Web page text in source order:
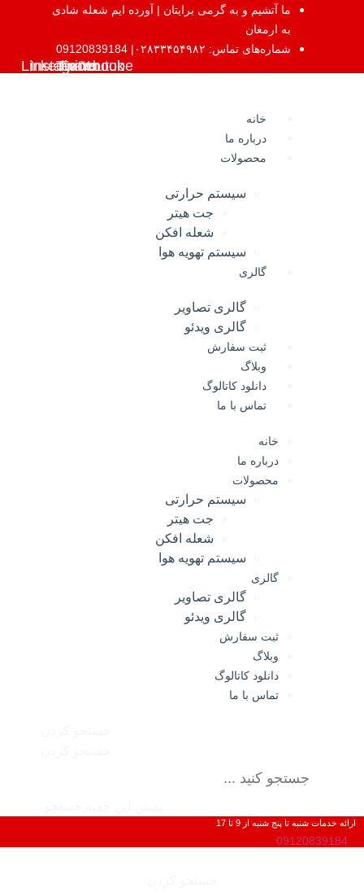
ما آتشیم و به گرمی برایتان | آورده ایم شعله شادی
به ارمغان
شماره‌های تماس: ۰۲۸۳۳۴۵۴۹۸۲| 09120839184
Youtube
Facebook
Twitter
Instagram
Linkedin
خانه
درباره ما
محصولات
سیستم حرارتی
جت هیتر
شعله افکن
سیستم تهویه هوا
گالری
گالری تصاویر
گالری ویدئو
ثبت سفارش
وبلاگ
دانلود کاتالوگ
تماس با ما
خانه
درباره ما
محصولات
سیستم حرارتی
جت هیتر
شعله افکن
سیستم تهویه هوا
گالری
گالری تصاویر
گالری ویدئو
ثبت سفارش
وبلاگ
دانلود کاتالوگ
تماس با ما
ارائه خدمات شنبه تا پنج شنبه از 9 تا 17
09120839184